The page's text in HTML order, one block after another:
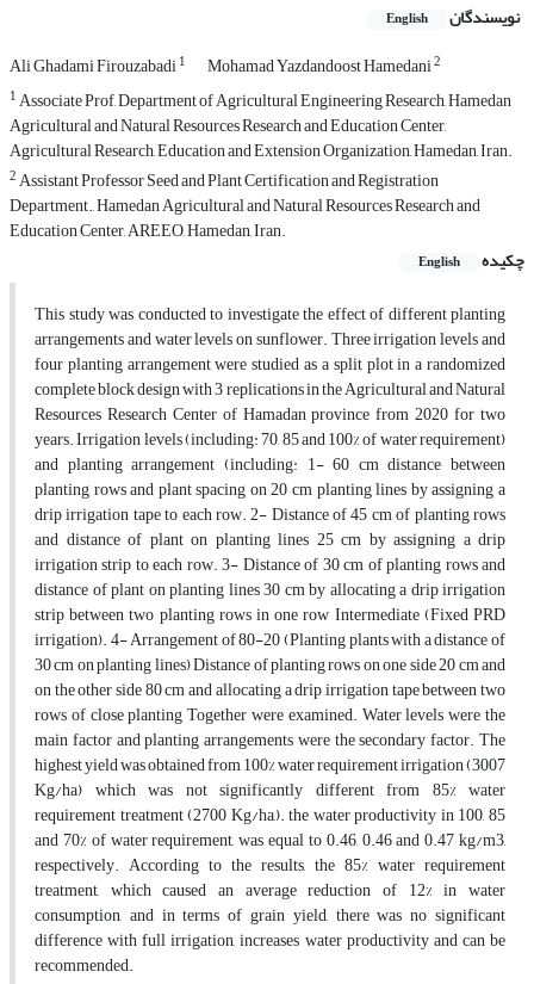
نویسندگان English
Ali Ghadami Firouzabadi1 Mohamad Yazdandoost Hamedani2
1Associate Prof, Department of Agricultural Engineering Research, Hamedan
Agricultural and Natural Resources Research and Education Center,
Agricultural Research, Education and Extension Organization, Hamedan, Iran.
2Assistant Professor Seed and Plant Certification and Registration
Department., Hamedan Agricultural and Natural Resources Research and
Education Center, AREEO, Hamedan, Iran.
چکیده
English
This study was conducted to investigate the effect of different planting
arrangements and water levels on sunflower. Three irrigation levels and
four planting arrangement were studied as a split plot in a randomized
complete block design with 3 replications in the Agricultural and Natural
Resources Research Center of Hamadan province from 2020 for two
years. Irrigation levels (including: 70, 85 and 100% of water requirement)
and planting arrangement (including: 1- 60 cm distance between
planting rows and plant spacing on 20 cm planting lines by assigning a
drip irrigation tape to each row. 2- Distance of 45 cm of planting rows
and distance of plant on planting lines 25 cm by assigning a drip
irrigation strip to each row. 3- Distance of 30 cm of planting rows and
distance of plant on planting lines 30 cm by allocating a drip irrigation
strip between two planting rows in one row Intermediate (Fixed PRD
irrigation). 4- Arrangement of 80-20 (Planting plants with a distance of
30 cm on planting lines) Distance of planting rows on one side 20 cm and
on the other side 80 cm and allocating a drip irrigation tape between two
rows of close planting Together were examined. Water levels were the
main factor and planting arrangements were the secondary factor. The
highest yield was obtained from 100% water requirement irrigation (3007
Kg/ha) which was not significantly different from 85% water
requirement treatment (2700 Kg/ha,). the water productivity in 100, 85
and 70% of water requirement, was equal to 0.46, 0.46 and 0.47 kg/m3,
respectively. According to the results, the 85% water requirement
treatment, which caused an average reduction of 12% in water
consumption, and in terms of grain yield, there was no significant
difference with full irrigation, increases water productivity and can be
recommended.